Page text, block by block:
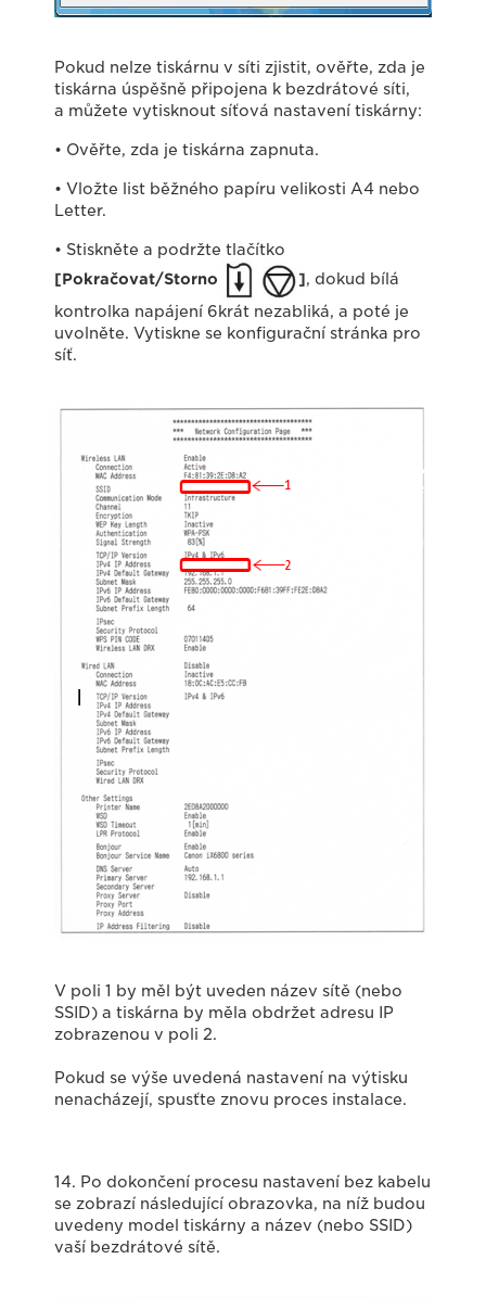
Pokud nelze tiskárnu v síti zjistit, ověřte, zda je
tiskárna úspěšně připojena k bezdrátové síti,
a můžete vytisknout síťová nastavení tiskárny:
• Ověřte, zda je tiskárna zapnuta.
• Vložte list běžného papíru velikosti A4 nebo
Letter.
• Stiskněte a podržte tlačítko
[Pokračovat/Storno
], dokud bílá
kontrolka napájení 6krát nezabliká, a poté je
uvolněte. Vytiskne se konfigurační stránka pro
síť.
V poli 1 by měl být uveden název sítě (nebo
SSID) a tiskárna by měla obdržet adresu IP
zobrazenou v poli 2.
Pokud se výše uvedená nastavení na výtisku
nenacházejí, spusťte znovu proces instalace.
14. Po dokončení procesu nastavení bez kabelu
se zobrazí následující obrazovka, na níž budou
uvedeny model tiskárny a název (nebo SSID)
vaší bezdrátové sítě.